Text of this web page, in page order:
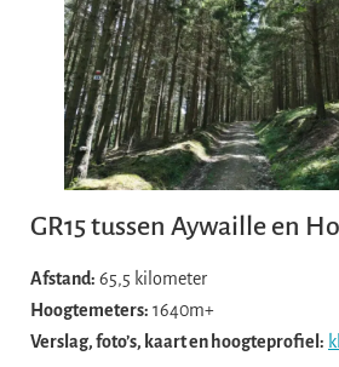
GR15 tussen Aywaille en
Afstand: 65,5 kilometer
Hoogtemeters: 1640m+
Verslag, foto’s, kaart en hoogteprofiel: